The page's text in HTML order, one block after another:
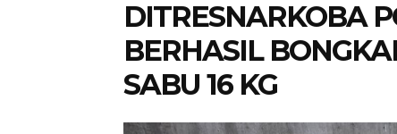
DITRESNARKOBA
BERHASIL
SABU 16 KG